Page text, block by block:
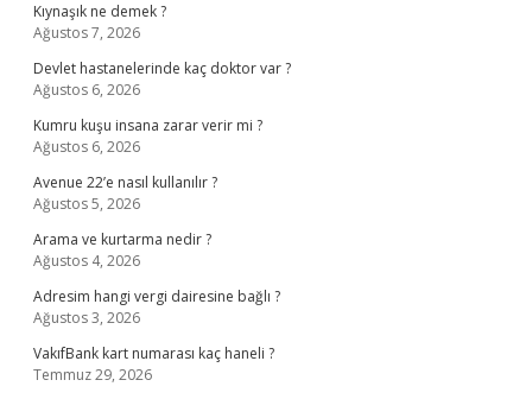
Kıynaşık ne demek ?
Ağustos 7, 2026
Devlet hastanelerinde kaç doktor var ?
Ağustos 6, 2026
Kumru kuşu insana zarar verir mi ?
Ağustos 6, 2026
Avenue 22’e nasıl kullanılır ?
Ağustos 5, 2026
Arama ve kurtarma nedir ?
Ağustos 4, 2026
Adresim hangi vergi dairesine bağlı ?
Ağustos 3, 2026
VakıfBank kart numarası kaç haneli ?
Temmuz 29, 2026